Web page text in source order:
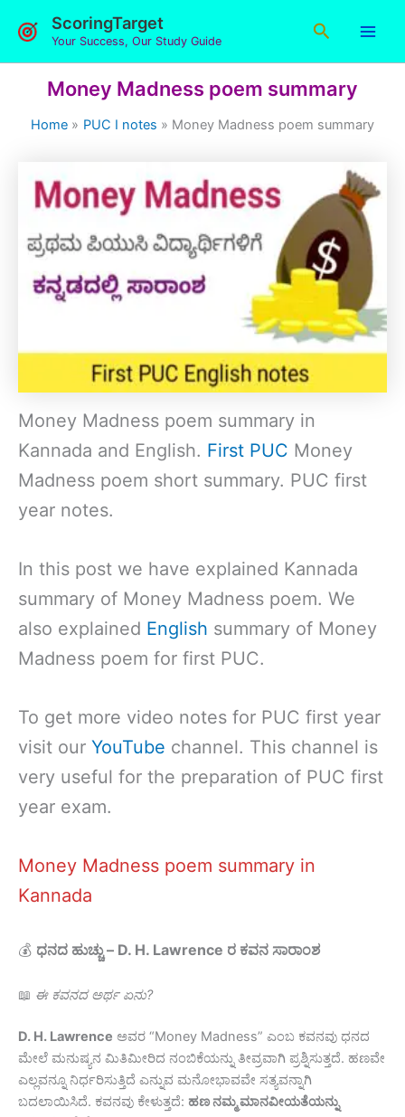
ScoringTarget
Your Success, Our Study Guide
Search
Money Madness poem summary
Home PUC I notes Money Madness poem summary
Money Madness poem summary in
Kannada and English. First PUC Money
Madness poem short summary. PUC first
year notes.
In this post we have explained Kannada
summary of Money Madness poem. We
also explained English summary of Money
Madness poem for first PUC.
To get more video notes for PUC first year
visit our YouTube channel. This channel is
very useful for the preparation of PUC first
year exam.
Money Madness poem summary in
Kannada
💰 ಧನದ ಹುಚ್ಚು – D. H. Lawrence ರ ಕವನ ಸಾರಾಂಶ
📖 ಈ ಕವನದ ಅರ್ಥ ಏನು?
D. H. Lawrence ಅವರ “Money Madness” ಎಂಬ ಕವನವು ಧನದ
ಮೇಲೆ ಮನುಷ್ಯನ ಮಿತಿಮೀರಿದ ನಂಬಿಕೆಯನ್ನು ತೀವ್ರವಾಗಿ ಪ್ರಶ್ನಿಸುತ್ತದೆ. ಹಣವೇ
ಎಲ್ಲವನ್ನೂ ನಿರ್ಧರಿಸುತ್ತಿದೆ ಎನ್ನುವ ಮನೋಭಾವವೇ ಸತ್ಯವನ್ನಾಗಿ
ಬದಲಾಯಿಸಿದೆ. ಕವನವು ಕೇಳುತ್ತದೆ: ಹಣ ನಮ್ಮ ಮಾನವೀಯತೆಯನ್ನು